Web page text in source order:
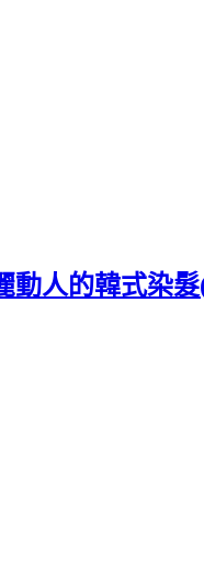
人的韓式染